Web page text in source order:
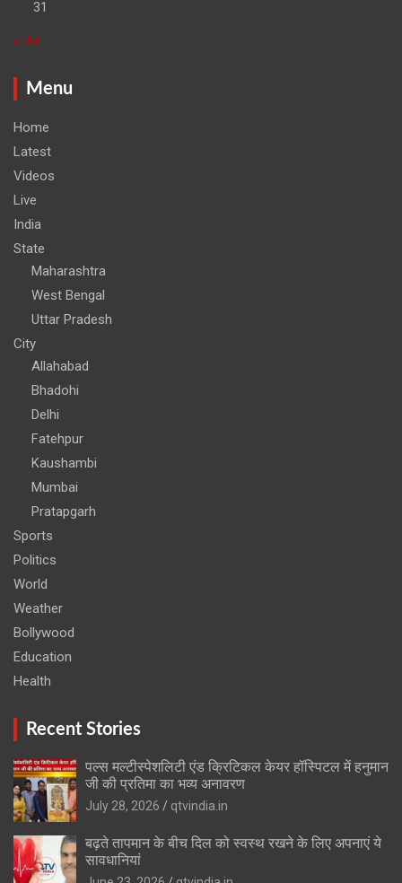
31
« Jul
Menu
Home
Latest
Videos
Live
India
State
Maharashtra
West Bengal
Uttar Pradesh
City
Allahabad
Bhadohi
Delhi
Fatehpur
Kaushambi
Mumbai
Pratapgarh
Sports
Politics
World
Weather
Bollywood
Education
Health
Recent Stories
पल्स मल्टीस्पेशलिटी एंड क्रिटिकल केयर हॉस्पिटल में हनुमान
जी की प्रतिमा का भव्य अनावरण
July 28, 2026
qtvindia.in
बढ़ते तापमान के बीच दिल को स्वस्थ रखने के लिए अपनाएं ये
सावधानियां